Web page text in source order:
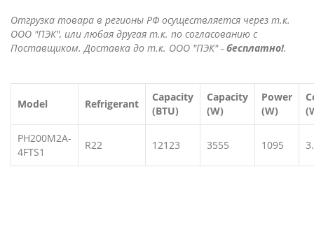
Отгрузка товара в регионы РФ осуществляется через т.к.
ООО "ПЭК", или любая другая т.к. по согласованию с
Поставщиком. Доставка до т.к. ООО "ПЭК" - бесплатно!.
Model Refrigerant
Capacity
(BTU)
Capacity
(W)
Power
(W)
PH200M2A-
4FTS1
R22 12123 3555 1095